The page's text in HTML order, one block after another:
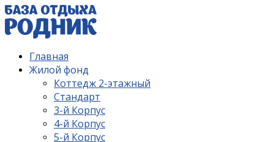
Главная
Жилой фонд
Коттедж 2-этажный
Стандарт
3-й Корпус
4-й Корпус
5-й Корпус